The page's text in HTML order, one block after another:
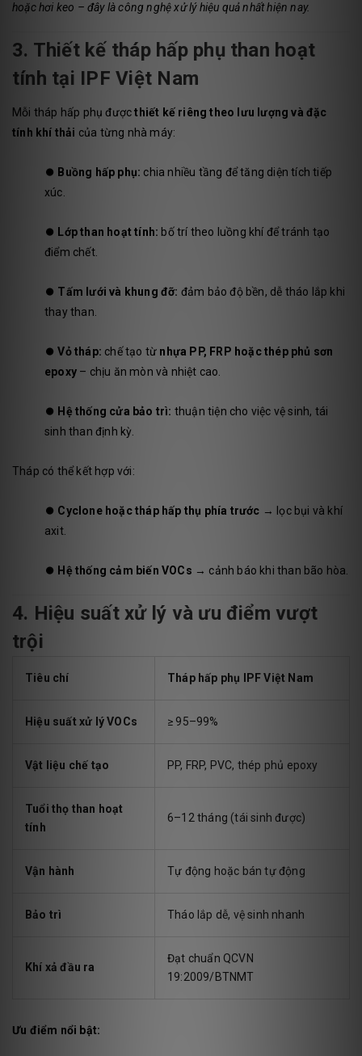
hoặc hơi keo – đây là công nghệ xử lý hiệu quả nhất hiện nay.
3. Thiết kế tháp hấp phụ than hoạt
tính tại IPF Việt Nam
Mỗi tháp hấp phụ đượcthiết kế riêng theo lưu lượng và đặc
tính khí thải của từng nhà máy:
⏺️ Buồng hấp phụ: chia nhiều tầng để tăng diện tích tiếp
xúc.
⏺️ Lớp than hoạt tính: bố trí theo luồng khí để tránh tạo
điểm chết.
⏺️ Tấm lưới và khung đỡ: đảm bảo độ bền, dễ tháo lắp khi
thay than.
⏺️Vỏ tháp: chế tạo từ nhựa PP, FRP hoặc thép phủ sơn
epoxy – chịu ăn mòn và nhiệt cao.
⏺️ Hệ thống cửa bảo trì: thuận tiện cho việc vệ sinh, tái
sinh than định kỳ.
Tháp có thể kết hợp với:
⏺️ Cyclone hoặc tháp hấp thụ phía trước → lọc bụi và khí
axit.
⏺️ Hệ thống cảm biến VOCs → cảnh báo khi than bão hòa.
4. Hiệu suất xử lý và ưu điểm vượt
trội
Tiêu chí Tháp hấp phụ IPF Việt Nam
Hiệu suất xử lý VOCs ≥ 95–99%
Vật liệu chế tạo PP, FRP, PVC, thép phủ epoxy
Tuổi thọ than hoạt
tính
6–12 tháng (tái sinh được)
Vận hành Tự động hoặc bán tự động
Bảo trì Tháo lắp dễ, vệ sinh nhanh
Khí xả đầu ra
Đạt chuẩn QCVN
19:2009/BTNMT
Ưu điểm nổi bật: